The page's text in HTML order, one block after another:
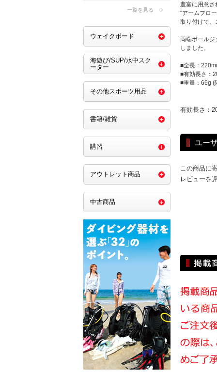
豊富に用意さ
“アームフロ
取り付けて、
両端ボール
しました。
■全長：
■有効長さ：
■重量：66g (
有効長さ：
ユー
この商品に
レビューを
一覧を見る
ウェイクボード
海遊び/SUP/水中スク
ーター
その他スポーツ用品
書籍/雑貨
講習
アウトレット商品
中古商品